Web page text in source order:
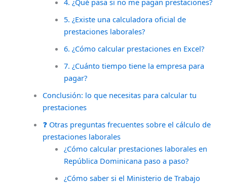
5. ¿Existe una calculadora oficial de
prestaciones laborales?
6. ¿Cómo calcular prestaciones en Excel?
7. ¿Cuánto tiempo tiene la empresa para
pagar?
Conclusión: lo que necesitas para calcular tu
prestaciones
❓ Otras preguntas frecuentes sobre el cálculo de
prestaciones laborales
¿Cómo calcular prestaciones laborales en
República Dominicana paso a paso?
¿Cómo saber si el Ministerio de Trabajo